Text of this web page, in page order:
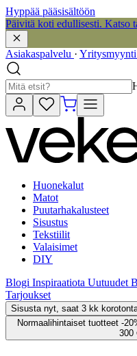
Hyppää pääsisältöön
Päivitä koti edullisesti. Katso
Asiakaspalvelu · Yritysmyynti
Huonekalut
Matot
Puutarhakalusteet
Sisustus
Tekstiilit
Valaisimet
DIY
Blogi Inspiraatiota Uutuudet
Tarjoukset
Sisusta nyt, saat 3 kk
Normaalihintaiset tuotteet -
300